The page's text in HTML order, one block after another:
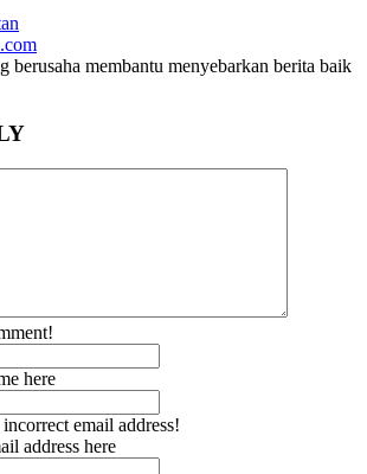
berusaha membantu menyebarkan berita baik
here
email address!
address here